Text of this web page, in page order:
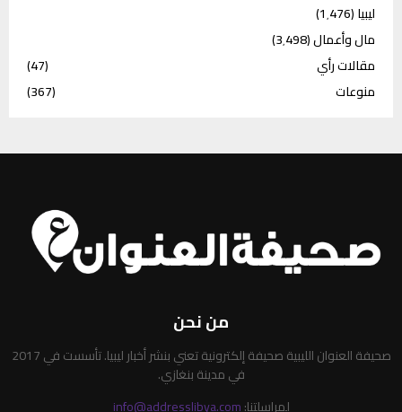
ليبيا(1٬476)
مال وأعمال(3٬498)
مقالات رأي
(47)
منوعات
(367)
من نحن
صحيفة العنوان الليبية صحيفة إلكترونية تعني بنشر أخبار ليبيا. تأسست في 2017
في مدينة بنغازي.
لمراسلتنا:info@addresslibya.com